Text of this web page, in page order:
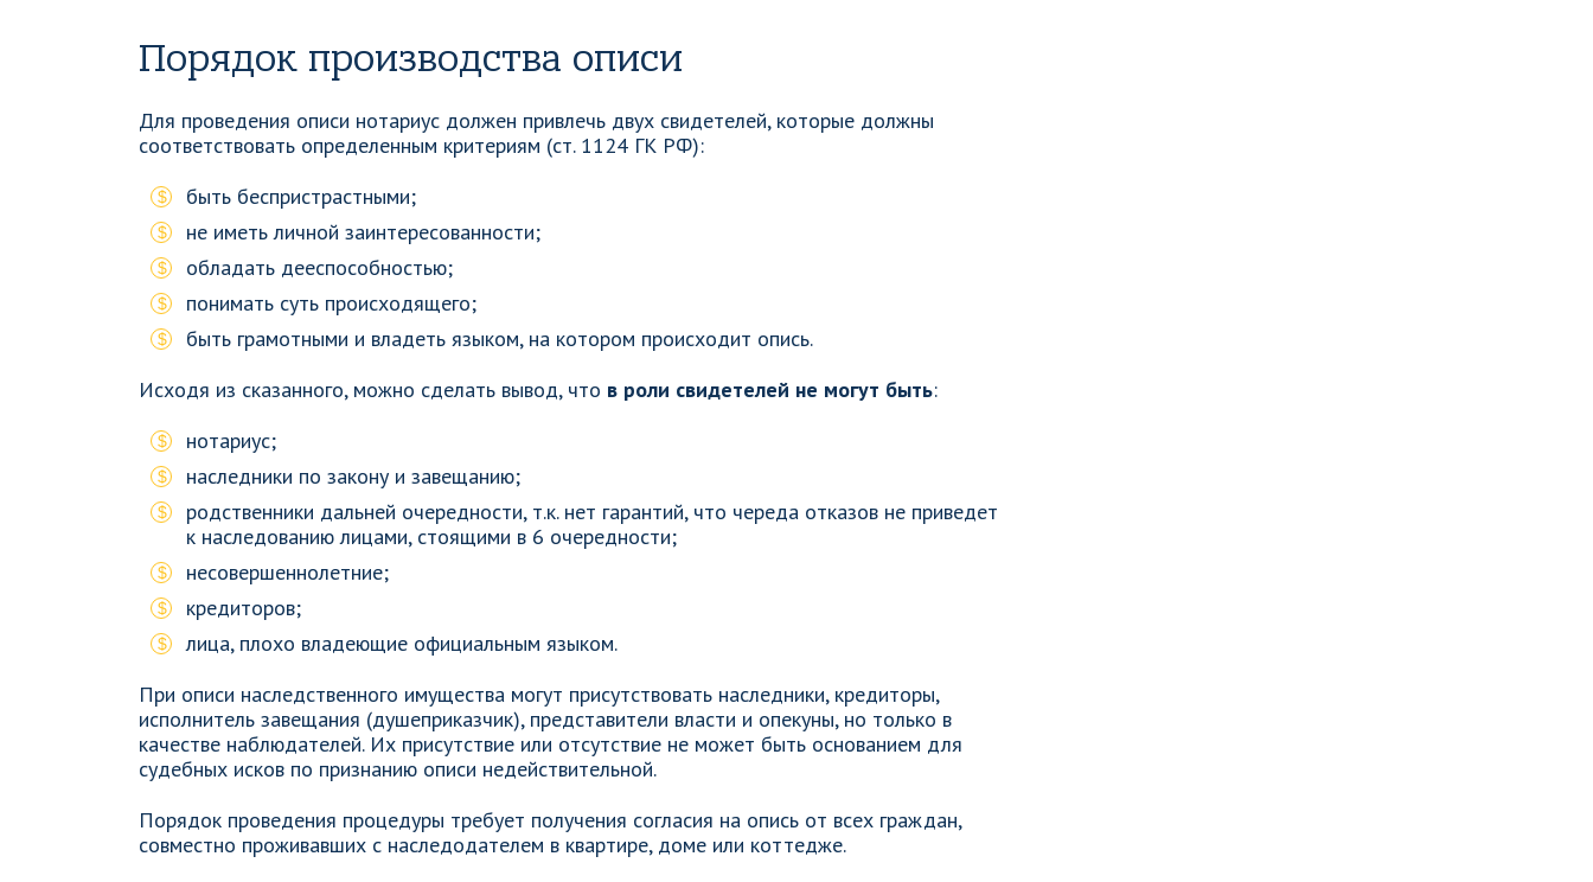
Порядок производства описи
Для проведения описи нотариус должен привлечь двух свидетелей, которые должны
соответствовать определенным критериям (ст. 1124 ГК РФ):
быть беспристрастными;
не иметь личной заинтересованности;
обладать дееспособностью;
понимать суть происходящего;
быть грамотными и владеть языком, на котором происходит опись.
Исходя из сказанного, можно сделать вывод, что в роли свидетелей не могут быть:
нотариус;
наследники по закону и завещанию;
родственники дальней очередности, т.к. нет гарантий, что череда отказов не приведет
к наследованию лицами, стоящими в 6 очередности;
несовершеннолетние;
кредиторов;
лица, плохо владеющие официальным языком.
При описи наследственного имущества могут присутствовать наследники, кредиторы,
исполнитель завещания (душеприказчик), представители власти и опекуны, но только в
качестве наблюдателей. Их присутствие или отсутствие не может быть основанием для
судебных исков по признанию описи недействительной.
Порядок проведения процедуры требует получения согласия на опись от всех граждан,
совместно проживавших с наследодателем в квартире, доме или коттедже.